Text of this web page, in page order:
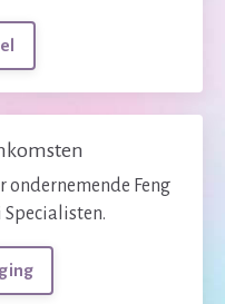
ondernemende Feng
Specialisten.